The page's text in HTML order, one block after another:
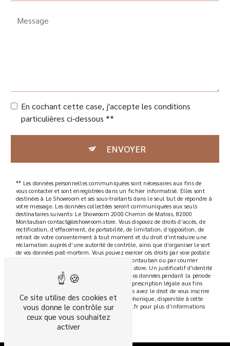
En cochant cette case, j'accepte les conditions
particulières ci-dessous **
ENVOYER
** Les données personnelles communiquées sont nécessaires aux fins de
vous contacter et sont enregistrées dans un fichier informatisé. Elles sont
destinées à Le Showroom et ses sous-traitants dans le seul but de répondre à
votre message. Les données collectées seront communiquées aux seuls
destinataires suivants: Le Showroom 2000 Chemin de Matras, 82000
Montauban contact@leshowroom.store. Vous disposez de droits d’accès, de
rectification, d’effacement, de portabilité, de limitation, d’opposition, de
retrait de votre consentement à tout moment et du droit d’introduire une
réclamation auprès d’une autorité de contrôle, ainsi que d’organiser le sort
de vos données post-mortem. Vous pouvez exercer ces droits par voie postale
à l'adresse 2000 Chemin de Matras, 82000 Montauban ou par courrier
électronique à l'adresse contact@leshowroom.store. Un justificatif d'identité
pourra vous être demandé. Nous conservons vos données pendant la période
de prise de contact puis pendant la durée de prescription légale aux fins
probatoires et de gestion des contentieux. Vous avez le droit de vous inscrire
sur la liste d'opposition au démarchage téléphonique, disponible à cette
adresse:Bloctel.gouv.fr. Consultez le site cnil.fr pour plus d’informations
sur vos droits.
Ce site utilise des cookies et
vous donne le contrôle sur
ceux que vous souhaitez
activer